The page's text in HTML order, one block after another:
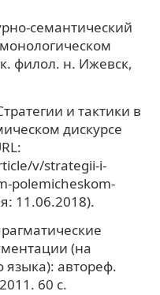
семантический
филол. н. Ижевск,
и тактики в
дискурсе
v/strategii-i-
polemicheskom-
11.06.2018).
(на
языка): автореф.
60 с.